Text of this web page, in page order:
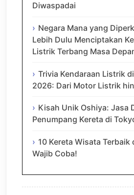
Diwaspadai
Negara Mana yang
Lebih Dulu Menciptakan
Listrik Terbang Masa
Trivia Kendaraan Listrik
2026: Dari Motor Listrik
Kisah Unik Oshiya: Jasa
Penumpang Kereta di
10 Kereta Wisata Terbaik
Wajib Coba!